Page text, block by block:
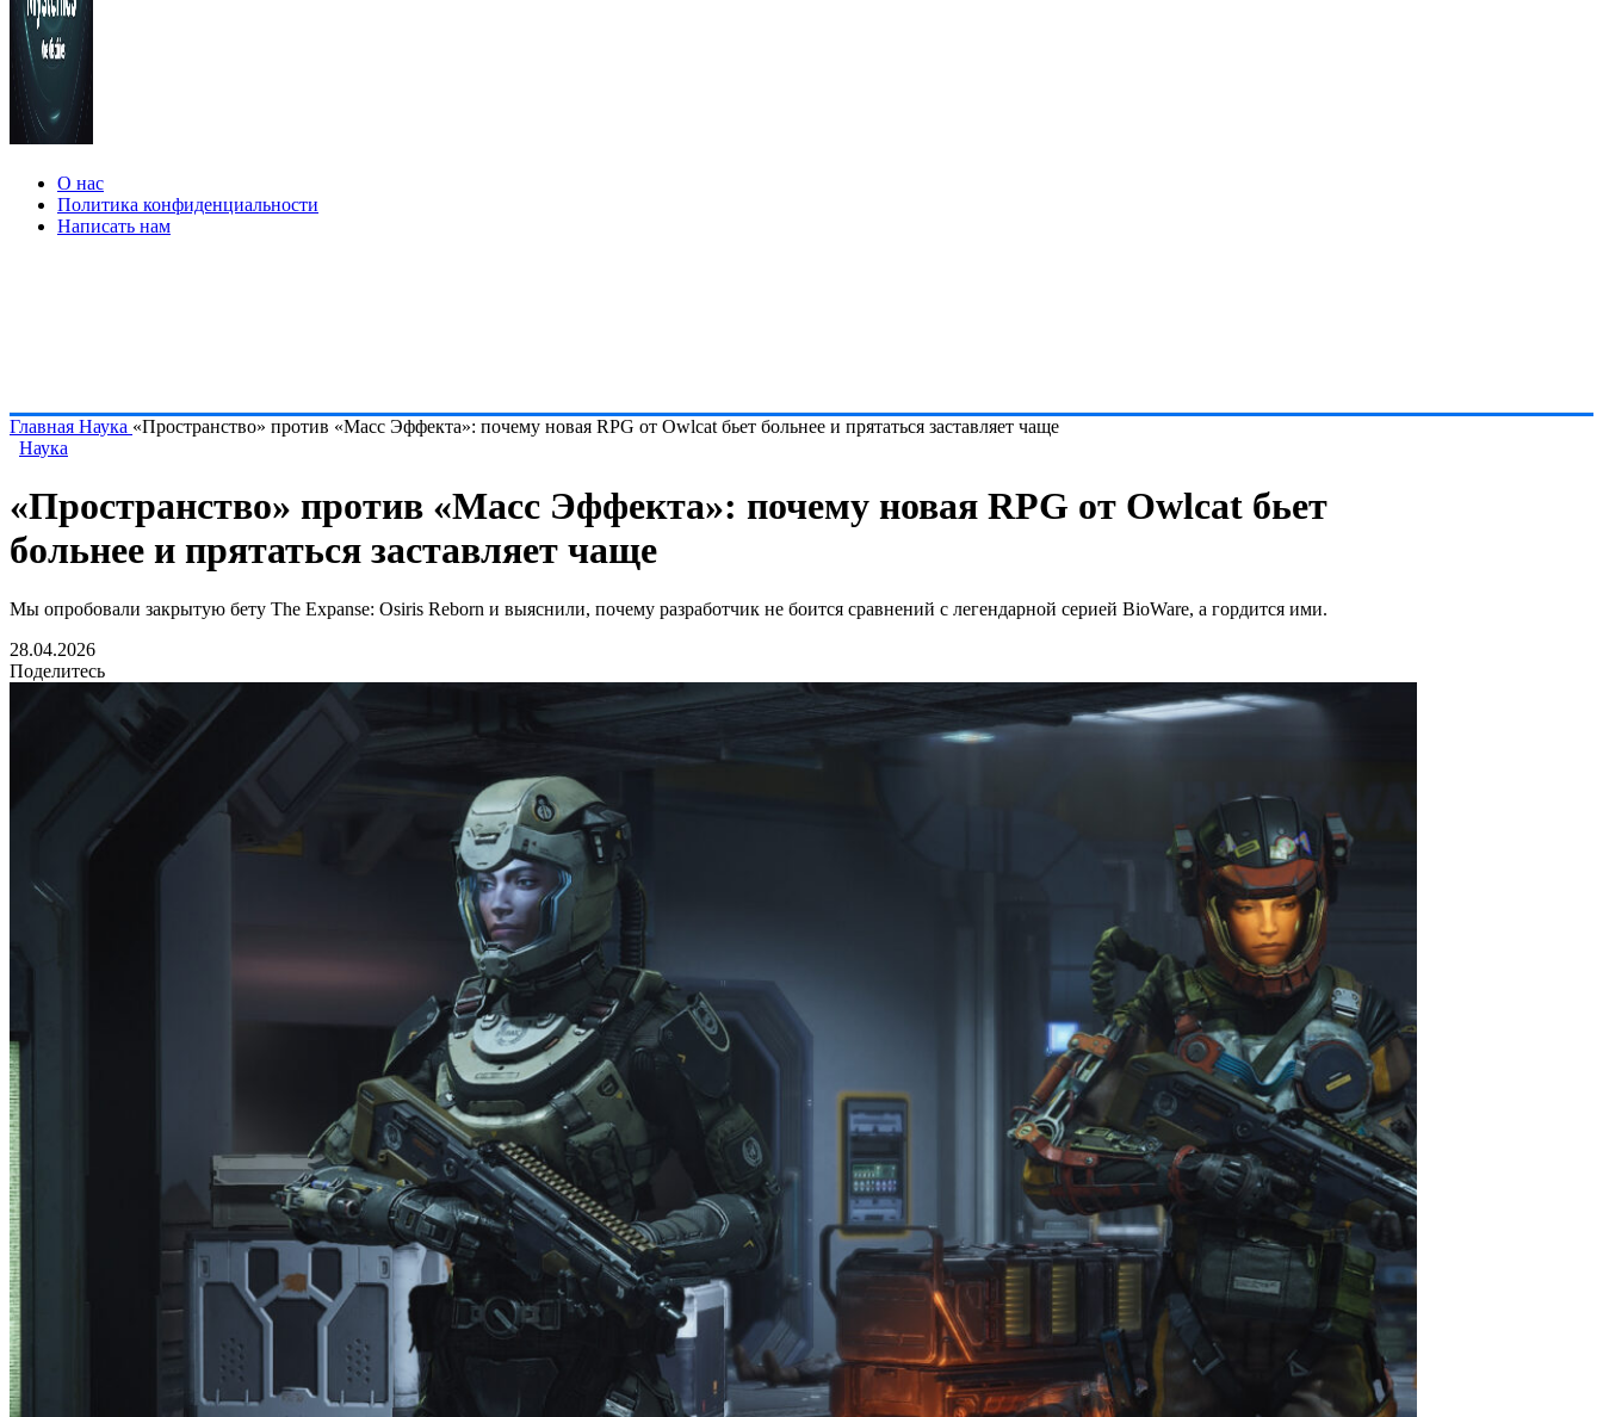
О нас
Политика конфиденциальности
Написать нам
Главная Наука «Пространство» против «Масс Эффекта»: почему новая RPG от Owlcat бьет больнее и прятаться заставляет чаще
Наука
«Пространство» против «Масс Эффекта»: почему новая RPG от Owlcat бьет
больнее и прятаться заставляет чаще
Мы опробовали закрытую бету The Expanse: Osiris Reborn и выяснили, почему разработчик не боится сравнений с легендарной серией BioWare, а гордится ими.
28.04.2026
Поделитесь